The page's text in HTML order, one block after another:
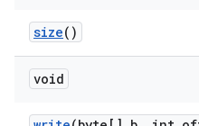
size()
void